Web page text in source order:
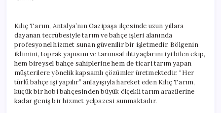
Gaz
İleri
için
Kılıç Tarım, Antalya’nın Gazipaşa ilçesinde uzun yıllara
dayanan tecrübesiyle tarım ve bahçe işleri alanında
profesyonel hizmet sunan güvenilir bir işletmedir. Bölgenin
iklimini, toprak yapısını ve tarımsal ihtiyaçlarını iyi bilen ekip,
hem bireysel bahçe sahiplerine hem de ticari tarım yapan
müşterilere yönelik kapsamlı çözümler üretmektedir. “Her
türlü bahçe işi yapılır” anlayışıyla hareket eden Kılıç Tarım,
küçük bir hobi bahçesinden büyük ölçekli tarım arazilerine
kadar geniş bir hizmet yelpazesi sunmaktadır.